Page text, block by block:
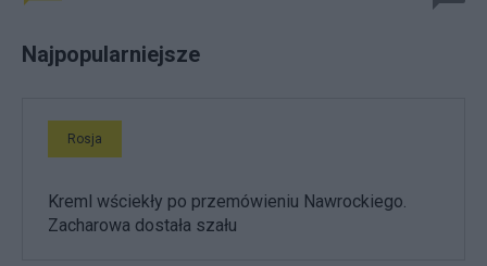
Najpopularniejsze
Rosja
Kreml wściekły po przemówieniu Nawrockiego.
Zacharowa dostała szału